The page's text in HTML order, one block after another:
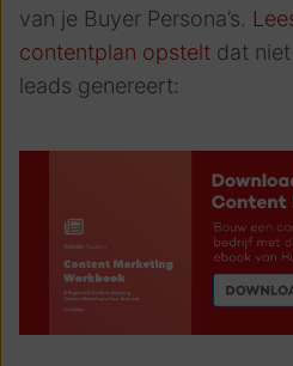
van je Buyer Persona’s.
contentplan opstelt dat
leads genereert: